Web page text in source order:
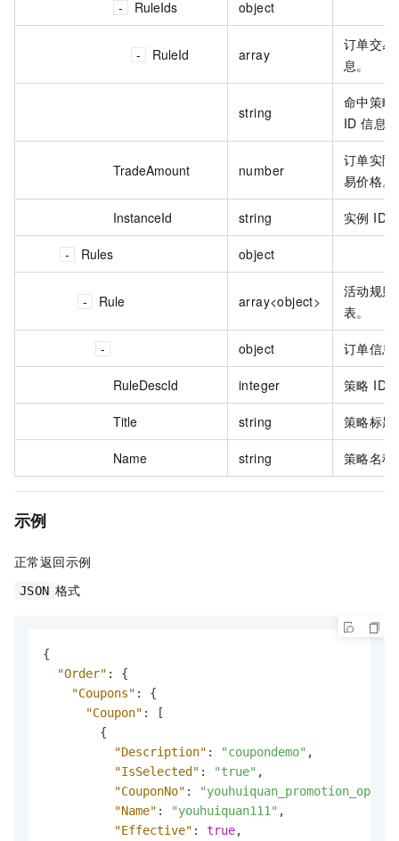
RuleIds object
RuleId array
订单交易
息。
string
命中策略
ID 信息。
TradeAmount number
订单实际
易价格。
InstanceId string 实例 ID。
Rules object
Rule array<object>
活动规则
表。
object 订单信息
RuleDescId integer 策略 ID。
Title string 策略标题
Name string 策略名称
示例
正常返回示例
JSON 格式
{
"Order" :
{
"Coupons" :
{
"Coupon" :
[
{
"Description" : "coupondemo" ,
"IsSelected" : "true" ,
"CouponNo" :
"Name" : "youhuiquan111" ,
"Effective" : true,